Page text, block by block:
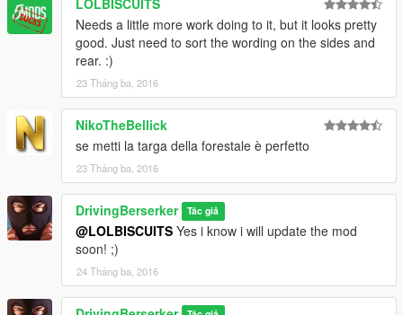
Needs a little more work doing to it, but it looks pretty
good. Just need to sort the wording on the sides and
rear. :)
23 Tháng ba, 2016
NikoTheBellick
se metti la targa della forestale è perfetto
23 Tháng ba, 2016
DrivingBerserker Tác giả
@LOLBISCUITS Yes i know i will update the mod
soon! ;)
24 Tháng ba, 2016